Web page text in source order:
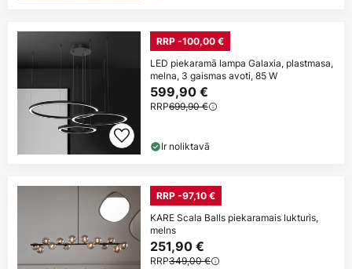
RRP -100,00 €
LED piekaramā lampa Galaxia, plastmasa,
melna, 3 gaismas avoti, 85 W
599,90 €
RRP699,90 €
Ir noliktavā
RRP -97,10 €
KARE Scala Balls piekaramais lukturis,
melns
251,90 €
RRP349,00 €